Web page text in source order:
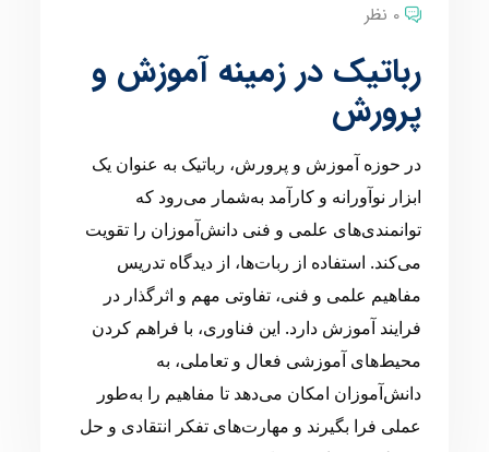
0 نظر
رباتیک در زمینه آموزش و
پرورش
در حوزه آموزش و پرورش، رباتیک به عنوان یک
ابزار نوآورانه و کارآمد به‌شمار می‌رود که
توانمندی‌های علمی و فنی دانش‌آموزان را تقویت
می‌کند. استفاده از ربات‌ها، از دیدگاه تدریس
مفاهیم علمی و فنی، تفاوتی مهم و اثرگذار در
فرایند آموزش دارد. این فناوری، با فراهم کردن
محیط‌های آموزشی فعال و تعاملی، به
دانش‌آموزان امکان می‌دهد تا مفاهیم را به‌طور
عملی فرا بگیرند و مهارت‌های تفکر انتقادی و حل